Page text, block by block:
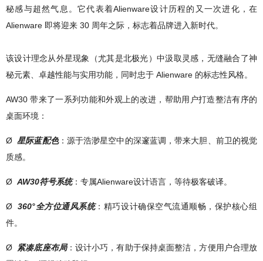
秘感与超然气息。它代表着Alienware设计历程的又一次进化，在
Alienware 即将迎来 30 周年之际，标志着品牌进入新时代。
该设计理念从外星现象（尤其是北极光）中汲取灵感，无缝融合了神
秘元素、卓越性能与实用功能，同时忠于 Alienware 的标志性风格。
AW30 带来了一系列功能和外观上的改进，帮助用户打造整洁有序的
桌面环境：
Ø星际蓝配色：源于浩渺星空中的深邃蓝调，带来大胆、前卫的视觉
质感。
Ø AW30符号系统：专属Alienware设计语言，等待极客破译。
Ø360°全方位通风系统：精巧设计确保空气流通顺畅，保护核心组
件。
Ø 紧凑底座布局：设计小巧，有助于保持桌面整洁，方便用户合理放